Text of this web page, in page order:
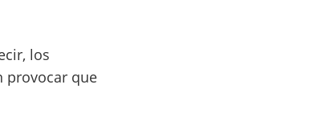
los
provocar que